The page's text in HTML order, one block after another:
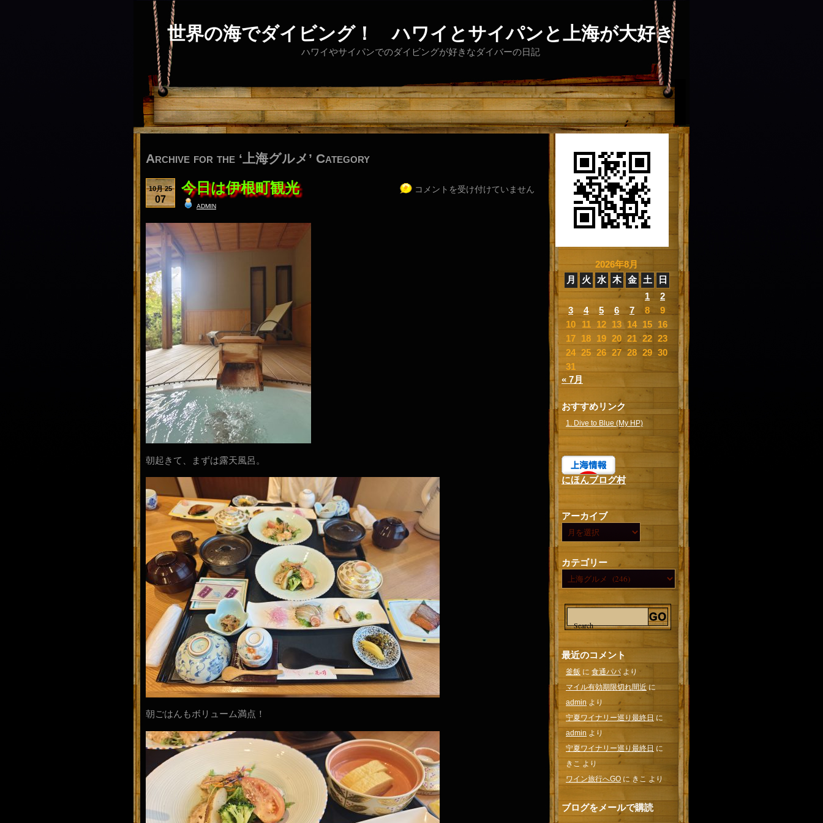
世界の海でダイビング！ ハワイとサイパンと上海が大好き
ハワイやサイパンでのダイビングが好きなダイバーの日記
Archive for the ‘上海グルメ’ Category
10月 25
07
今日は伊根町観光
admin
コメントを受け付けていません
朝起きて、まずは露天風呂。
朝ごはんもボリューム満点！
2026年8月
月
火 水 木 金 土
日
1
2
3
4 5 6 7 8
9
10
11 12 13 14 15 16
17 18 19 20 21 22 23
24 25 26 27 28 29 30
31
« 7月
おすすめリンク
1. Dive to Blue (My HP)
にほんブログ村
アーカイブ
カテゴリー
最近のコメント
釜飯 に 食通パパ より
マイル有効期限切れ間近に
admin より
宁夏ワイナリー巡り最終日 に
admin より
宁夏ワイナリー巡り最終日 に
きこ より
ワイン旅行へGO に きこ より
ブログをメールで購読